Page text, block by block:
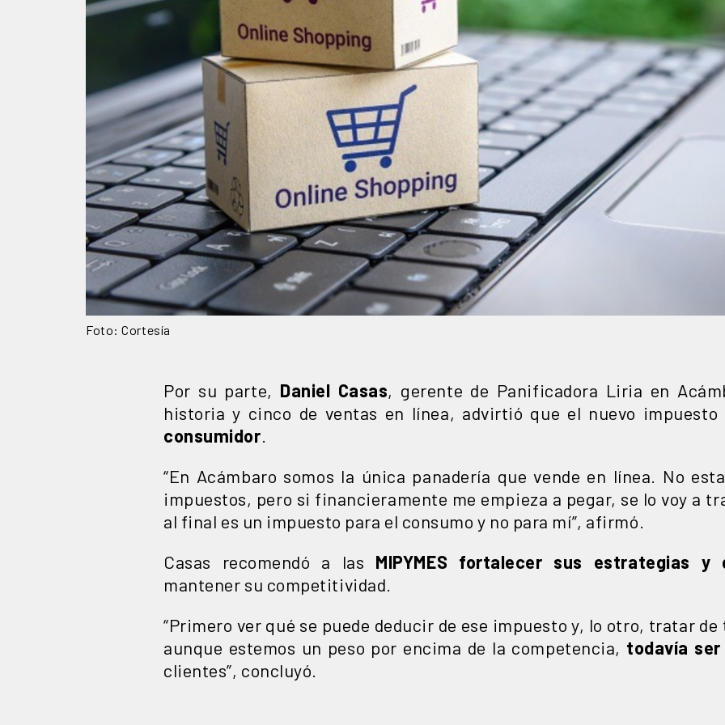
Foto: Cortesía
Por su parte, Daniel Casas, gerente de Panificadora Liria en
historia y cinco de ventas en línea, advirtió que el nuevo
consumidor
“En Acámbaro somos la única panadería que vende en línea. No
impuestos, pero si financieramente me empieza a pegar, se lo voy a
al final es un impuesto para el consumo y no para mí”, afirmó.
Casas recomendó a las MIPYMES fortalecer sus estrategias y
mantener su competitividad.
“Primero ver qué se puede deducir de ese impuesto y, lo otro, tratar
aunque estemos un peso por encima de la competencia, todavía
clientes”, concluyó.